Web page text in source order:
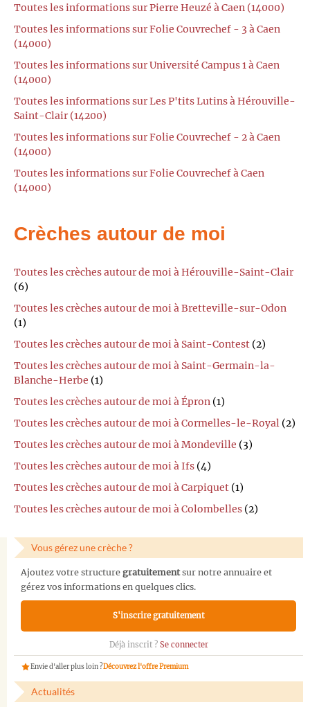
Toutes les informations sur Pierre Heuzé à Caen (14000)
Toutes les informations sur Folie Couvrechef - 3 à Caen
(14000)
Toutes les informations sur Université Campus 1 à Caen
(14000)
Toutes les informations sur Les P'tits Lutins à Hérouville-
Saint-Clair (14200)
Toutes les informations sur Folie Couvrechef - 2 à Caen
(14000)
Toutes les informations sur Folie Couvrechef à Caen
(14000)
Crèches autour de moi
Toutes les crèches autour de moi à Hérouville-Saint-Clair
(6)
Toutes les crèches autour de moi à Bretteville-sur-Odon
(1)
Toutes les crèches autour de moi à Saint-Contest (2)
Toutes les crèches autour de moi à Saint-Germain-la-
Blanche-Herbe (1)
Toutes les crèches autour de moi à Épron (1)
Toutes les crèches autour de moi à Cormelles-le-Royal (2)
Toutes les crèches autour de moi à Mondeville (3)
Toutes les crèches autour de moi à Ifs (4)
Toutes les crèches autour de moi à Carpiquet (1)
Toutes les crèches autour de moi à Colombelles (2)
Vous gérez une crèche ?
Ajoutez votre structure gratuitementsur notre annuaire et
gérez vos informations en quelques clics.
S'inscrire gratuitement
Déjà inscrit ? Se connecter
Envie d'aller plus loin ?Découvrez l'offre Premium
Actualités